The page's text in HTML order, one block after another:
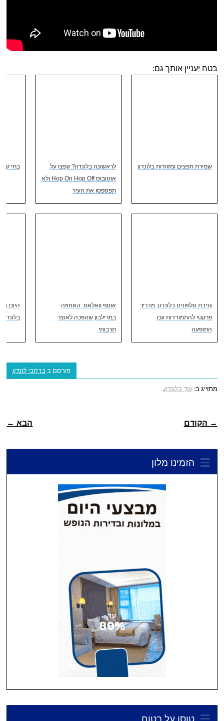
בטח יעניין אותך גם:
שמירת חפצים ומזוודות בלונדון
לראשונה בלונדון? קפצו על
אוטובוס Hop On Hop Off ולא
תפספסו את העיר
בתי
גניבת טלפונים בלונדון: מדריך
פרקטי להתמודדות עם
התופעה
אוסף וואלאס: האחוזה
במרילבון שהפכה לאוצר
תרבותי
היום בו
בלונדון: 8.1.1947
פורסם ב ברחבי לונדון
מתוייג ב:עוד בלונדון.
ניווט פוסטיאלי
→ הקודם הבא ←
הזמינו מלון